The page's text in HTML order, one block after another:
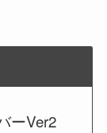
ーVer2